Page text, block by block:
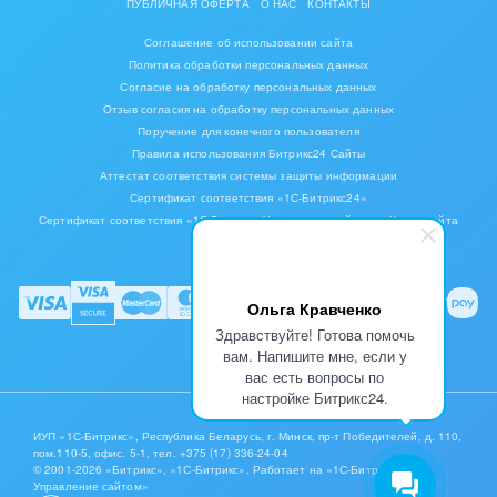
Ольга Кравченко
Здравствуйте! Готова помочь
вам. Напишите мне, если у
вас есть вопросы по
настройке Битрикс24.
ПУБЛИЧНАЯ ОФЕРТА
О НАС КОНТАКТЫ
Соглашение об использовании сайта
Политика обработки персональных данных
Согласие на обработку персональных данных
Отзыв согласия на обработку персональных данных
Поручение для конечного пользователя
Правила использования Битрикс24 Сайты
Аттестат соответствия системы защиты информации
Сертификат соответствия «1С-Битрикс24»
Сертификат соответствия «1С-Битрикс: Управление сайтом»
Карта сайта
ИУП «1С-Битрикс», Республика Беларусь, г. Минск, пр-т Победителей, д. 110,
пом.110-5, офис. 5-1,тел. +375 (17) 336-24-04
© 2001-2026 «Битрикс», «1С-Битрикс». Работает на «1С-Битрикс:
Управление сайтом»